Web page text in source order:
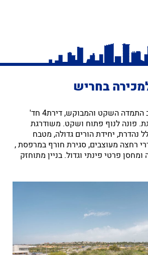
בחריש
בשכונת מעוף ברחוב התמדה השקט והמבוקש, דירת4 חד'
פונה לנוף פתוח ושקט. משודרגת
נהדרת, יחידת הורים גדולה, מטבח
רחצה מעוצבים, סגירת חורף במרפסת ,
ומחסן פרטי פינתי וגדול. בניין מתוחזק